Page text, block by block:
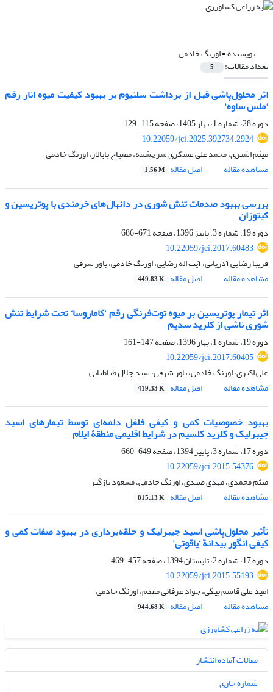
نویسنده =اورنگ خادمی
تعداد مقالات: 5
اثر محلول‌پاشی قبل از برداشت سلنیوم بر بهبود کیفیت میوه انار رقم
'ملس ساوه'
دوره 28، شماره 1، بهار 1405، صفحه
115-129
10.22059/jci.2025.392734.2924
میثم اشتری، محمد علی عسکری سرچشمه، مصباح بابالار، اورنگ خادمی
مشاهده مقاله
اصل مقاله 1.56 M
بررسی بهبود صدمات تنش شوری در دانهال‌های خرمندی با پوتریسین و
کیتوزان
دوره 19، شماره 3، پاییز 1396، صفحه
671-686
10.22059/jci.2017.60483
فریبا رضایی آدریانی، آیت اله رضایی، اورنگ خادمی، یاور شرفی
مشاهده مقاله
اصل مقاله 449.83 K
اثر تیمار پوتریسین بر میوه توت‌فرنگی رقم ’کاماروسا‘ تحت شرایط تنش
شوری ناشی از کلرید سدیم
دوره 19، شماره 1، بهار 1396، صفحه
147-161
10.22059/jci.2017.60405
علی اکبری، اورنگ خادمی، یاور شرفی، سید جلال طباطبایی
مشاهده مقاله
اصل مقاله 419.33 K
بهبود خصوصیات کمی و کیفی فلفل دلمه‌ای توسط تیمارهای اسید
جیبرلیک و کلرید کلسیم در شرایط اقلیمی منطقۀ ایلام
دوره 17، شماره 3، پاییز 1394، صفحه
649-660
10.22059/jci.2015.54376
میثم محمدی، مهدی صیدی، اورنگ خادمی، مسعود بازگیر
مشاهده مقاله
اصل مقاله 815.13 K
تأثیر محلول‌پاشی اسید جیبرلیک و حلقه‌برداری در بهبود صفات کمی و
کیفی انگور بیدانة ‘یاقوتی’
دوره 17، شماره 2، تابستان 1394، صفحه
457-469
10.22059/jci.2015.55193
امید علی قاسم بیگی، جواد عرفانی مقدم، اورنگ خادمی
مشاهده مقاله
اصل مقاله 944.68 K
مقالات آماده انتشار
شماره جاری